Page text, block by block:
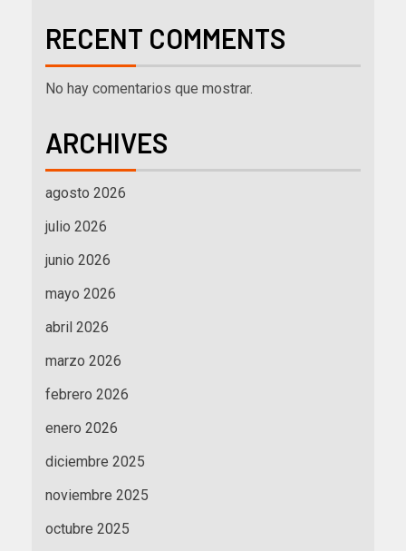
RECENT COMMENTS
No hay comentarios que mostrar.
ARCHIVES
agosto 2026
julio 2026
junio 2026
mayo 2026
abril 2026
marzo 2026
febrero 2026
enero 2026
diciembre 2025
noviembre 2025
octubre 2025